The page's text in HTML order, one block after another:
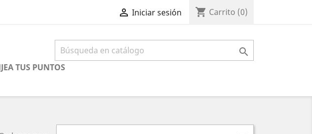
 Iniciar sesión shopping_cart Carrito (0)

TUS PUNTOS